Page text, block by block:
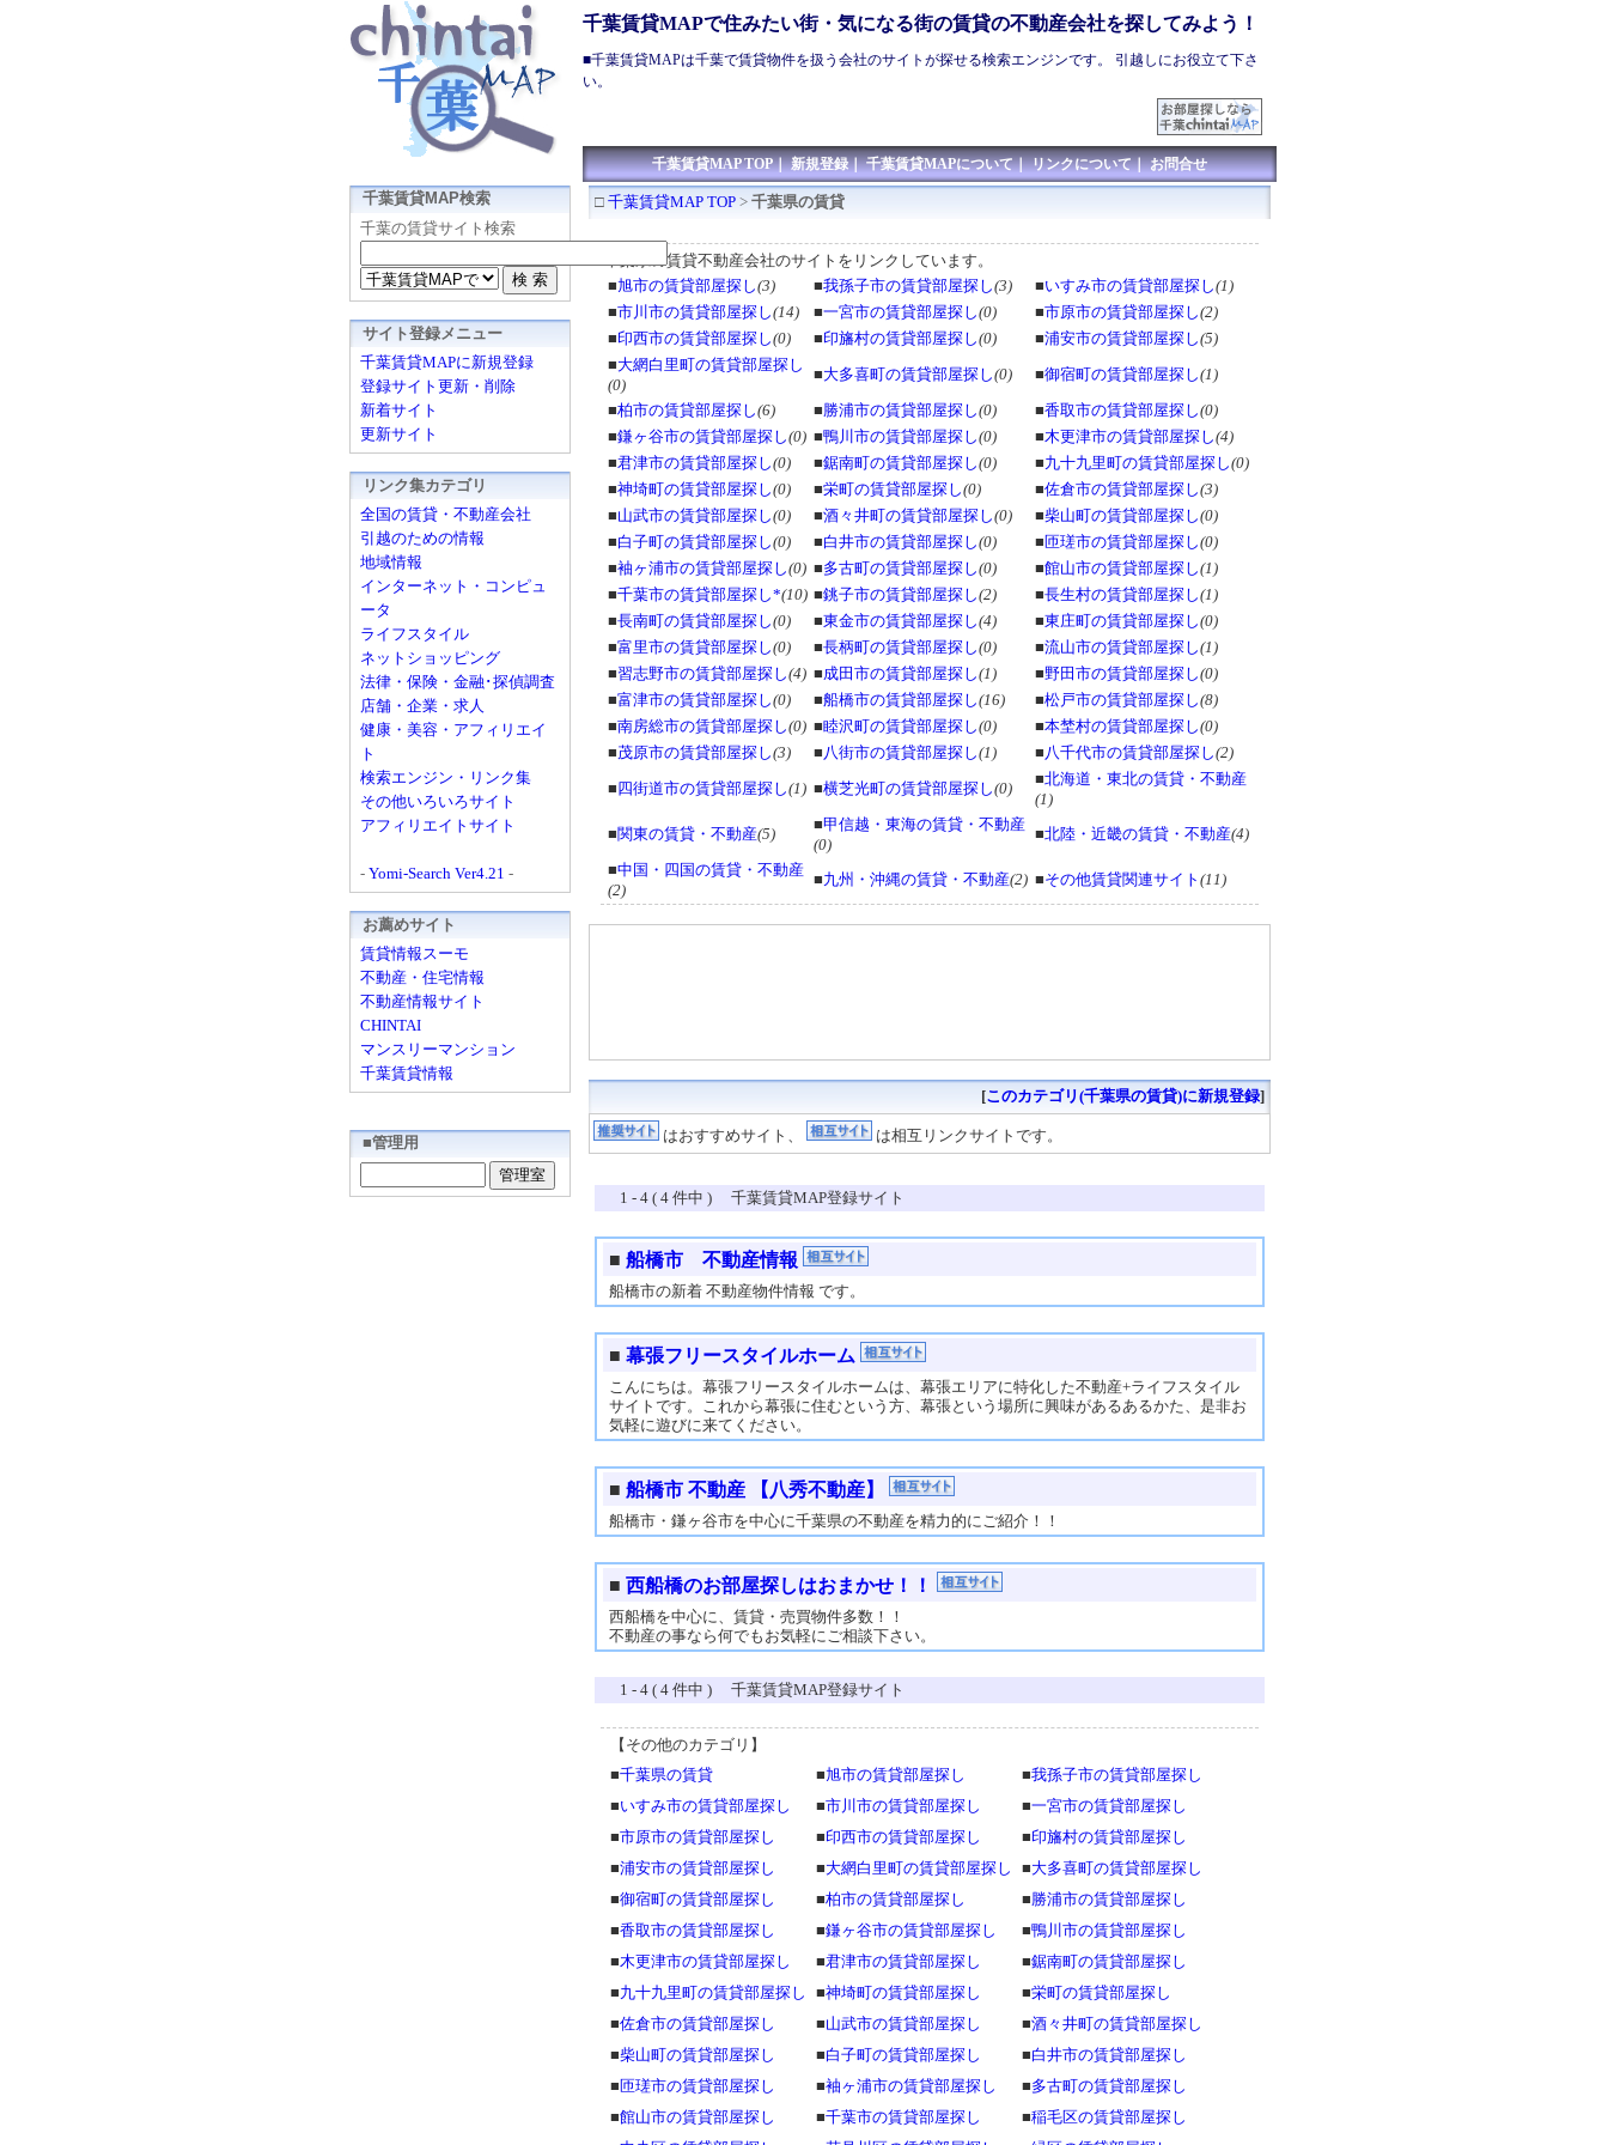
千葉賃貸MAPで住みたい街・気になる街の賃貸の不動産会社を探してみよう！
■千葉賃貸MAPは千葉で賃貸物件を扱う会社のサイトが探せる検索エンジンです。 引越しにお役立て下さ
い。
千葉賃貸MAP TOP｜新規登録｜千葉賃貸MAPについて｜リンクについて｜お問合せ
□ 千葉賃貸MAP TOP > 千葉県の賃貸
千葉県の賃貸不動産会社のサイトをリンクしています。
■旭市の賃貸部屋探し(3) ■我孫子市の賃貸部屋探し(3) ■いすみ市の賃貸部屋探し(1)
■市川市の賃貸部屋探し(14) ■一宮市の賃貸部屋探し(0) ■市原市の賃貸部屋探し(2)
■印西市の賃貸部屋探し(0) ■印旛村の賃貸部屋探し(0) ■浦安市の賃貸部屋探し(5)
■大網白里町の賃貸部屋探し
(0)
■大多喜町の賃貸部屋探し(0) ■御宿町の賃貸部屋探し(1)
■柏市の賃貸部屋探し(6) ■勝浦市の賃貸部屋探し(0) ■香取市の賃貸部屋探し(0)
■鎌ヶ谷市の賃貸部屋探し(0) ■鴨川市の賃貸部屋探し(0) ■木更津市の賃貸部屋探し(4)
■君津市の賃貸部屋探し(0) ■鋸南町の賃貸部屋探し(0) ■九十九里町の賃貸部屋探し(0)
■神埼町の賃貸部屋探し(0) ■栄町の賃貸部屋探し(0) ■佐倉市の賃貸部屋探し(3)
■山武市の賃貸部屋探し(0) ■酒々井町の賃貸部屋探し(0) ■柴山町の賃貸部屋探し(0)
■白子町の賃貸部屋探し(0) ■白井市の賃貸部屋探し(0) ■匝瑳市の賃貸部屋探し(0)
■袖ヶ浦市の賃貸部屋探し(0) ■多古町の賃貸部屋探し(0) ■館山市の賃貸部屋探し(1)
■千葉市の賃貸部屋探し*(10) ■銚子市の賃貸部屋探し(2) ■長生村の賃貸部屋探し(1)
■長南町の賃貸部屋探し(0) ■東金市の賃貸部屋探し(4) ■東庄町の賃貸部屋探し(0)
■富里市の賃貸部屋探し(0) ■長柄町の賃貸部屋探し(0) ■流山市の賃貸部屋探し(1)
■習志野市の賃貸部屋探し(4) ■成田市の賃貸部屋探し(1) ■野田市の賃貸部屋探し(0)
■富津市の賃貸部屋探し(0) ■船橋市の賃貸部屋探し(16) ■松戸市の賃貸部屋探し(8)
■南房総市の賃貸部屋探し(0) ■睦沢町の賃貸部屋探し(0) ■本埜村の賃貸部屋探し(0)
■茂原市の賃貸部屋探し(3) ■八街市の賃貸部屋探し(1) ■八千代市の賃貸部屋探し(2)
■四街道市の賃貸部屋探し(1) ■横芝光町の賃貸部屋探し(0)
■北海道・東北の賃貸・不動産
(1)
■関東の賃貸・不動産(5)
■甲信越・東海の賃貸・不動産
(0)
■北陸・近畿の賃貸・不動産(4)
■中国・四国の賃貸・不動産
(2)
■九州・沖縄の賃貸・不動産(2) ■その他賃貸関連サイト (11)
[このカテゴリ(千葉県の賃貸)に新規登録]
はおすすめサイト、 は相互リンクサイトです。
1 - 4 ( 4 件中 ) 千葉賃貸MAP登録サイト
■ 船橋市 不動産情報
船橋市の新着 不動産物件情報 です。
■ 幕張フリースタイルホーム
こんにちは。幕張フリースタイルホームは、幕張エリアに特化した不動産+ライフスタイル
サイトです。これから幕張に住むという方、幕張という場所に興味があるあるかた、是非お
気軽に遊びに来てください。
■ 船橋市 不動産 【八秀不動産】
船橋市・鎌ヶ谷市を中心に千葉県の不動産を精力的にご紹介！！
■ 西船橋のお部屋探しはおまかせ！！
西船橋を中心に、賃貸・売買物件多数！！
不動産の事なら何でもお気軽にご相談下さい。
1 - 4 ( 4 件中 ) 千葉賃貸MAP登録サイト
【その他のカテゴリ】
■千葉県の賃貸 ■旭市の賃貸部屋探し ■我孫子市の賃貸部屋探し
■いすみ市の賃貸部屋探し ■市川市の賃貸部屋探し ■一宮市の賃貸部屋探し
■市原市の賃貸部屋探し ■印西市の賃貸部屋探し ■印旛村の賃貸部屋探し
■浦安市の賃貸部屋探し ■大網白里町の賃貸部屋探し ■大多喜町の賃貸部屋探し
■御宿町の賃貸部屋探し ■柏市の賃貸部屋探し ■勝浦市の賃貸部屋探し
■香取市の賃貸部屋探し ■鎌ヶ谷市の賃貸部屋探し ■鴨川市の賃貸部屋探し
■木更津市の賃貸部屋探し ■君津市の賃貸部屋探し ■鋸南町の賃貸部屋探し
■九十九里町の賃貸部屋探し ■神埼町の賃貸部屋探し ■栄町の賃貸部屋探し
■佐倉市の賃貸部屋探し ■山武市の賃貸部屋探し ■酒々井町の賃貸部屋探し
■柴山町の賃貸部屋探し ■白子町の賃貸部屋探し ■白井市の賃貸部屋探し
■匝瑳市の賃貸部屋探し ■袖ヶ浦市の賃貸部屋探し ■多古町の賃貸部屋探し
■館山市の賃貸部屋探し ■千葉市の賃貸部屋探し ■稲毛区の賃貸部屋探し
千葉賃貸MAP検索
千葉の賃貸サイト検索
サイト登録メニュー
千葉賃貸MAPに新規登録
登録サイト更新・削除
新着サイト
更新サイト
リンク集カテゴリ
全国の賃貸・不動産会社
引越のための情報
地域情報
インターネット・コンピュ
ータ
ライフスタイル
ネットショッピング
法律・保険・金融･探偵調査
店舗・企業・求人
健康・美容・アフィリエイ
ト
検索エンジン・リンク集
その他いろいろサイト
アフィリエイトサイト
- Yomi-Search Ver4.21 -
お薦めサイト
賃貸情報スーモ
不動産・住宅情報
不動産情報サイト
CHINTAI
マンスリーマンション
千葉賃貸情報
■管理用